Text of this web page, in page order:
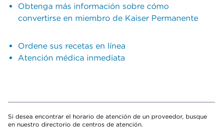
Obtenga más información sobre cómo
convertirse en miembro de Kaiser Permanente
Ordene sus recetas en línea
Atención médica inmediata
Si desea encontrar el horario de atención de un proveedor, busque
en nuestro directorio de centros de atención.